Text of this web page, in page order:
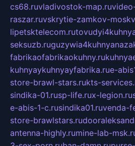
cs68.ruvladivostok-map.ru
raszar.ruvskrytie-zamkov-
lipetsktelecom.ru
seksuzb.ru
fabrikaofabrikaokuhny.ru
kuhnyaykuhnyayfabrika.rue-
store-brawl-stars.rukts-
sindika-01.rusp-life.rux-legion.ru
e-abis-1-c.rusindika01.ruvenda-
store-brawlstars.ru
antenna-highly.rumine-lab-